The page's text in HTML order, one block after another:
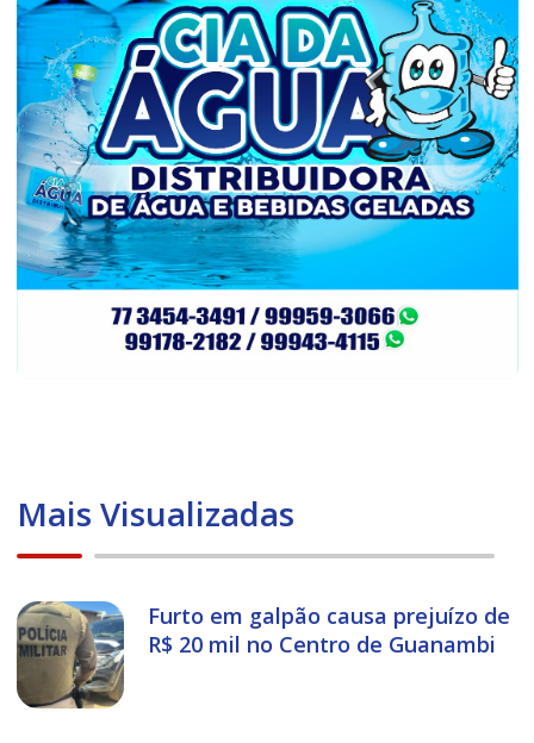
Mais Visualizadas
Furto em galpão causa prejuízo de
R$ 20 mil no Centro de Guanambi